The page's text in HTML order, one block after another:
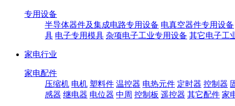
专用设备
半导体器件及集成电路专用设备 电真空器件专用设备
具 电子专用模具 杂项电子工业专用设备 其它电子工
家电行业
家电配件
压缩机 电机 塑料件 温控器 电热元件 定时器 控制器
感器 继电器 电位器 中周 控制板 遥控器 其它配件 家